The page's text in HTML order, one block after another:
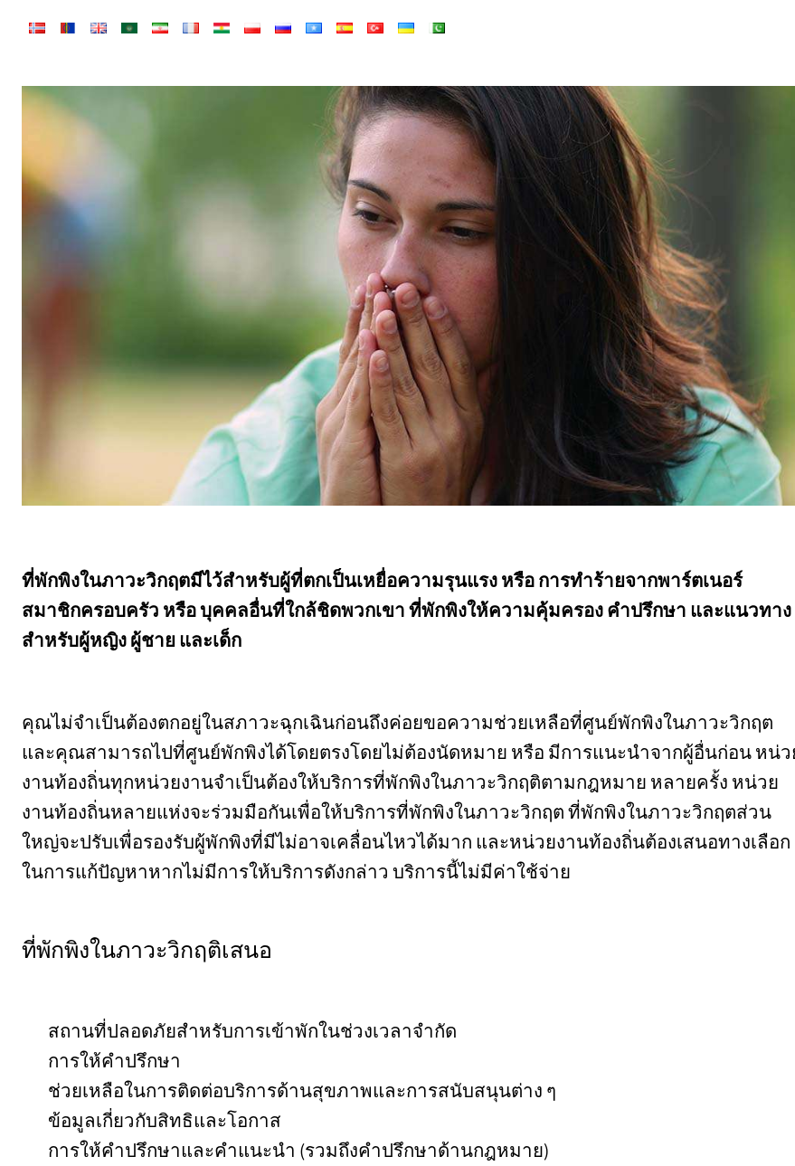
ที่พักพิงในภาวะวิกฤตมีไว้สำหรับผู้ที่ตกเป็นเหยื่อความรุนแรง หรือ การทำร้ายจากพาร์ตเนอร์
สมาชิกครอบครัว หรือ บุคคลอื่นที่ใกล้ชิดพวกเขา ที่พักพิงให้ความคุ้มครอง คำปรึกษา และแนวทาง
สำหรับผู้หญิง ผู้ชาย และเด็ก
คุณไม่จําเป็นต้องตกอยู่ในสภาวะฉุกเฉินก่อนถึงค่อยขอความช่วยเหลือที่ศูนย์พักพิงในภาวะวิกฤต
และคุณสามารถไปที่ศูนย์พักพิงได้โดยตรงโดยไม่ต้องนัดหมาย หรือ มีการแนะนำจากผู้อื่นก่อน หน่ว
งานท้องถิ่นทุกหน่วยงานจำเป็นต้องให้บริการที่พักพิงในภาวะวิกฤติตามกฎหมาย หลายครั้ง หน่วย
งานท้องถิ่นหลายแห่งจะร่วมมือกันเพื่อให้บริการที่พักพิงในภาวะวิกฤต ที่พักพิงในภาวะวิกฤตส่วน
ใหญ่จะปรับเพื่อรองรับผู้พักพิงที่มีไม่อาจเคลื่อนไหวได้มาก และหน่วยงานท้องถิ่นต้องเสนอทางเลือก
ในการแก้ปัญหาหากไม่มีการให้บริการดังกล่าว บริการนี้ไม่มีค่าใช้จ่าย
ที่พักพิงในภาวะวิกฤติเสนอ
สถานที่ปลอดภัยสําหรับการเข้าพักในช่วงเวลาจํากัด
การให้คำปรึกษา
ช่วยเหลือในการติดต่อบริการด้านสุขภาพและการสนับสนุนต่าง ๆ
ข้อมูลเกี่ยวกับสิทธิและโอกาส
การให้คําปรึกษาและคําแนะนํา (รวมถึงคําปรึกษาด้านกฎหมาย)